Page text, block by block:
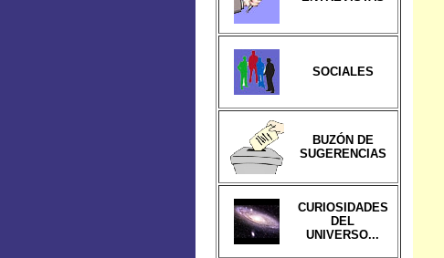
SOCIALES
BUZÓN DE
SUGERENCIAS
CURIOSIDADES
DEL
UNIVERSO...